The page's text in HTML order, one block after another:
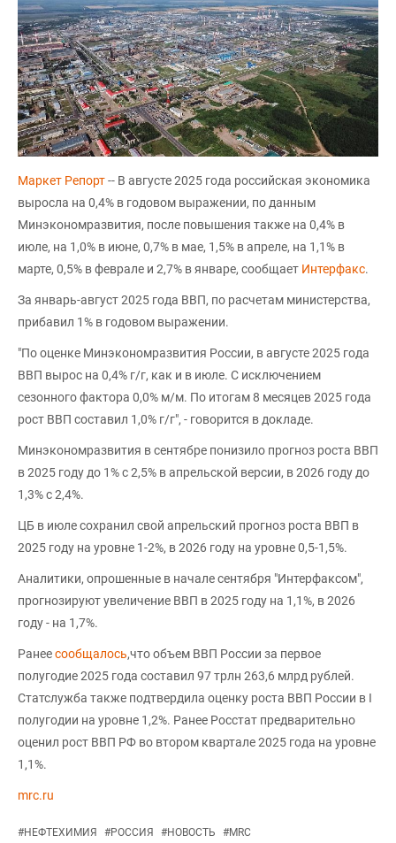
Маркет Репорт-- В августе 2025 года российская экономика
выросла на 0,4% в годовом выражении, по данным
Минэкономразвития, после повышения также на 0,4% в
июле, на 1,0% в июне, 0,7% в мае, 1,5% в апреле, на 1,1% в
марте, 0,5% в феврале и 2,7% в январе, сообщает Интерфакс.
За январь-август 2025 года ВВП, по расчетам министерства,
прибавил 1% в годовом выражении.
"По оценке Минэкономразвития России, в августе 2025 года
ВВП вырос на 0,4% г/г, как и в июле. С исключением
сезонного фактора 0,0% м/м. По итогам 8 месяцев 2025 года
рост ВВП составил 1,0% г/г", - говорится в докладе.
Минэкономразвития в сентябре понизило прогноз роста ВВП
в 2025 году до 1% с 2,5% в апрельской версии, в 2026 году до
1,3% с 2,4%.
ЦБ в июле сохранил свой апрельский прогноз роста ВВП в
2025 году на уровне 1-2%, в 2026 году на уровне 0,5-1,5%.
Аналитики, опрошенные в начале сентября "Интерфаксом",
прогнозируют увеличение ВВП в 2025 году на 1,1%, в 2026
году - на 1,7%.
Ранеесообщалось,что объем ВВП России за первое
полугодие 2025 года составил 97 трлн 263,6 млрд рублей.
Статслужба также подтвердила оценку роста ВВП России в I
полугодии на уровне 1,2%. Ранее Росстат предварительно
оценил рост ВВП РФ во втором квартале 2025 года на уровне
1,1%.
mrc.ru
#НЕФТЕХИМИЯ #РОССИЯ #НОВОСТЬ #MRC